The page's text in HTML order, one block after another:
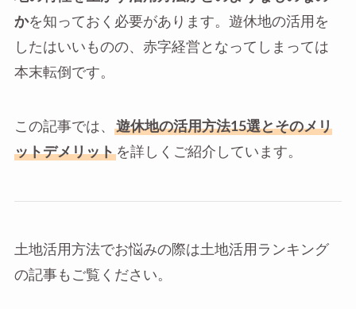
かを知っておく必要があります。遊休地の活用を
したはいいものの、赤字経営となってしまっては
本末転倒です。
この記事では、
遊休地の活用方法15選とそのメリ
ットデメリットを詳しくご紹介しています。
土地活用方法でお悩みの際は土地活用ランキング
の記事もご覧ください。